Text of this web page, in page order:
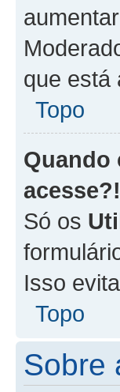
que está
Topo
Quando
acesse?!
Só os
Isso
Topo
Sobre